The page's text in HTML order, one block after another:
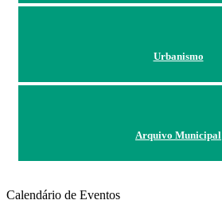
Urbanismo
Arquivo Municipal
Calendário de Eventos